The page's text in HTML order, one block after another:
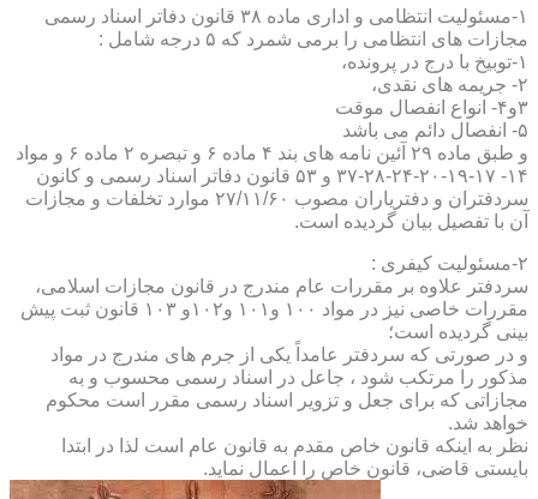
۱-مسئولیت انتظامی و اداری ماده ۳۸ قانون دفاتر اسناد رسمی
مجازات های انتظامی را برمی شمرد که ۵ درجه شامل :
۱-توبیخ با درج در پرونده،
۲- جریمه های نقدی،
۳و۴- انواع انفصال موقت
۵- انفصال دائم می باشد
و طبق ماده ۲۹ آئین نامه های بند ۴ ماده ۶ و تبصره ۲ ماده ۶ و مواد
۱۴- ۱۷-۱۹-۲۰-۲۴-۲۸-۳۷ و ۵۳ قانون دفاتر اسناد رسمی و کانون
سردفتران و دفتریاران مصوب ۲۷/۱۱/۶۰ موارد تخلفات و مجازات
آن با تفصیل بیان گردیده است.
۲-مسئولیت کیفری :
سردفتر علاوه بر مقررات عام مندرج در قانون مجازات اسلامی،
مقررات خاصی نیز در مواد ۱۰۰ و۱۰۱ و۱۰۲و ۱۰۳ قانون ثبت پیش
بینی گردیده است؛
و در صورتی که سردفتر عامداً یکی از جرم های مندرج در مواد
مذکور را مرتکب شود ، جاعل در اسناد رسمی محسوب و به
مجازاتی که برای جعل و تزویر اسناد رسمی مقرر است محکوم
خواهد شد.
نظر به اینکه قانون خاص مقدم به قانون عام است لذا در ابتدا
بایستی قاضی، قانون خاص را اعمال نماید.